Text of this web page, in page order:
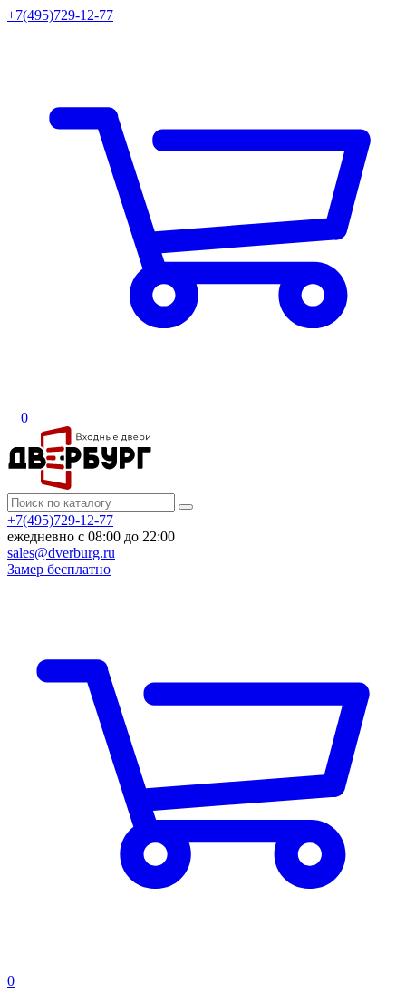
+7(495)729-12-77
0
+7(495)729-12-77
ежедневно с 08:00 до 22:00
sales@dverburg.ru
Замер бесплатно
0